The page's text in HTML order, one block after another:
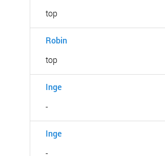
top
Robin
top
Inge
-
Inge
-